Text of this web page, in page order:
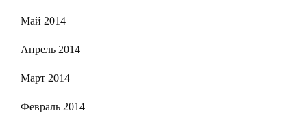
Май 2014
Апрель 2014
Март 2014
Февраль 2014